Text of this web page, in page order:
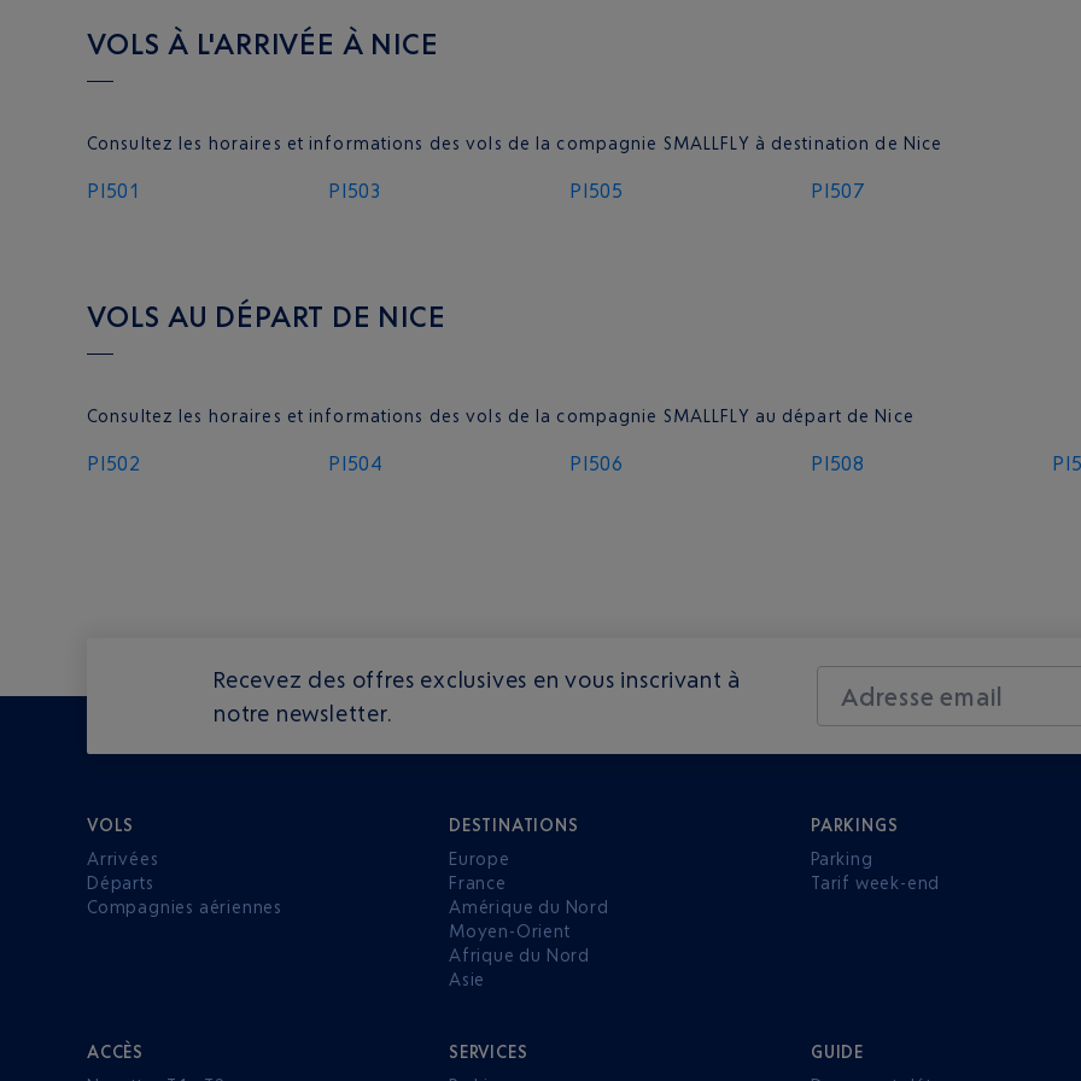
VOLS À L'ARRIVÉE À NICE
Consultez les horaires et informations des vols de la compagnie SMALLFLY à destination de Nice
PI501 PI503 PI505 PI507
VOLS AU DÉPART DE NICE
Consultez les horaires et informations des vols de la compagnie SMALLFLY au départ de Nice
PI502 PI504 PI506 PI508
Recevez des offres exclusives en vous inscrivant à
notre newsletter.
Adresse email
VOLS
Arrivées
Départs
Compagnies aériennes
DESTINATIONS
Europe
France
Amérique du Nord
Moyen-Orient
Afrique du Nord
Asie
PARKINGS
Parking
Tarif week-end
ACCÈS
SERVICES
GUIDE